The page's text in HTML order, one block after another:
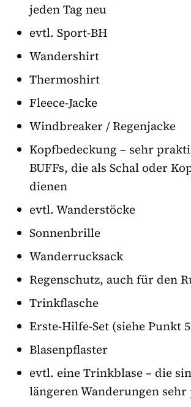
jeden Tag neu
evtl. Sport-BH
Wandershirt
Thermoshirt
Fleece-Jacke
Windbreaker / Regenjacke
Kopfbedeckung – sehr
BUFFs, die als Schal oder
dienen
evtl. Wanderstöcke
Sonnenbrille
Wanderrucksack
Regenschutz, auch für den
Trinkflasche
Erste-Hilfe-Set (siehe Punkt
Blasenpflaster
evtl. eine Trinkblase – die
längeren Wanderungen